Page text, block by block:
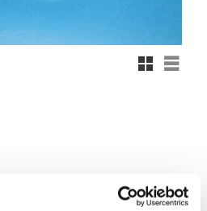
Rutnätsvy
Listvy